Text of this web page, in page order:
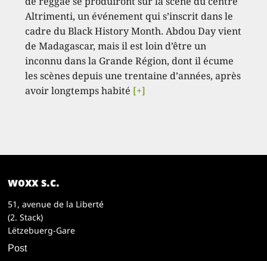
Altrimenti, un événement qui s’inscrit dans le
cadre du Black History Month. Abdou Day vient
de Madagascar, mais il est loin d’être un
inconnu dans la Grande Région, dont il écume
les scènes depuis une trentaine d’années, après
avoir longtemps habité [+]
woxx s.c.
51, avenue de la Liberté
(2. Stack)
Lëtzebuerg-Gare
Post